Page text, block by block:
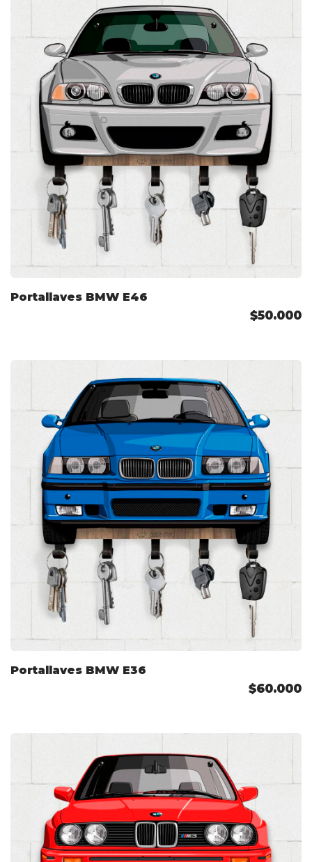
Portallaves BMW E46
$50.000
Portallaves BMW E36
$60.000